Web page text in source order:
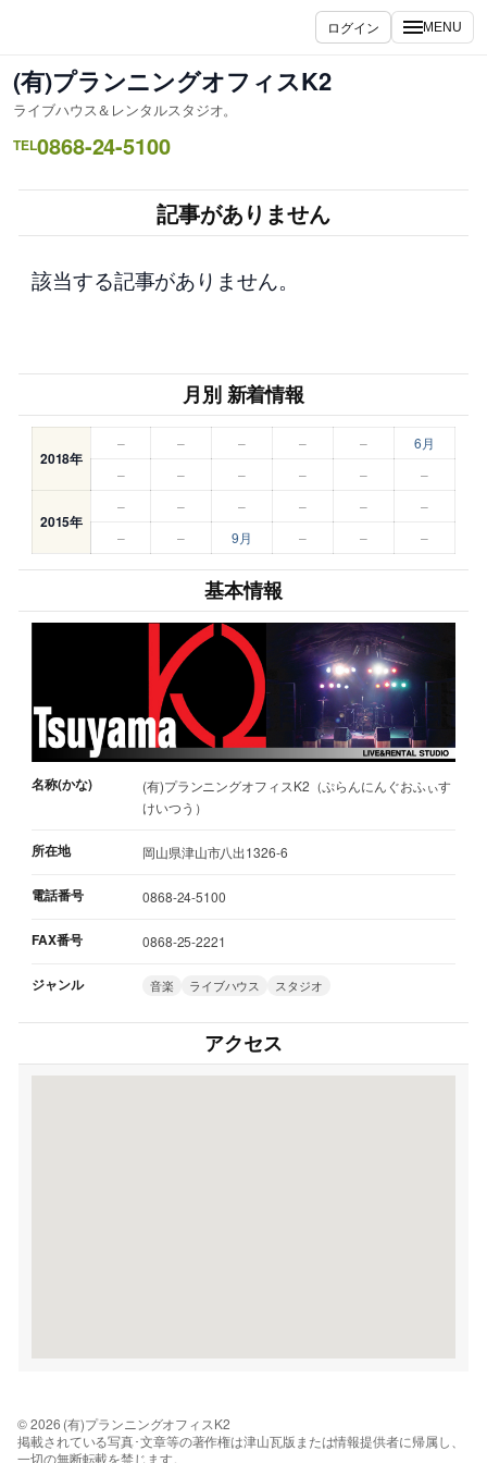
を
ス
キ
ッ
ログイン MENU
(有)プランニングオフィスK2
ライブハウス＆レンタルスタジオ。
TEL0868-24-5100
記事がありません
該当する記事がありません。
月別 新着情報
2018年
– – – – –
6月
–
– – – – –
2015年
– – – – –
–
–
– 9月 – – –
基本情報
名称(かな)
(有)プランニングオフィスK2（ぷらんにんぐおふぃす
けいつう）
所在地 岡山県津山市八出1326-6
電話番号 0868-24-5100
FAX番号 0868-25-2221
ジャンル 音楽 ライブハウス スタジオ
アクセス
© 2026 (有)プランニングオフィスK2
掲載されている写真･文章等の著作権は津山瓦版または情報提供者に帰属し、
一切の無断転載を禁じます。